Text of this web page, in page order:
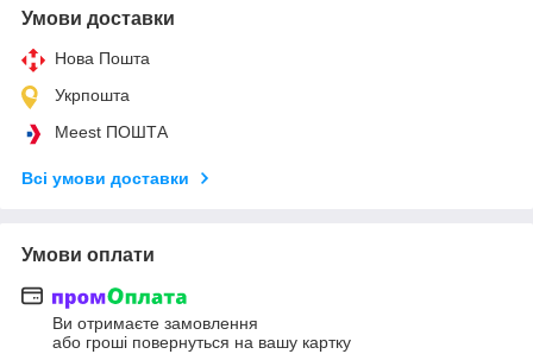
Умови доставки
Нова Пошта
Укрпошта
Meest ПОШТА
Всі умови доставки
Умови оплати
Ви отримаєте замовлення
або гроші повернуться на вашу картку